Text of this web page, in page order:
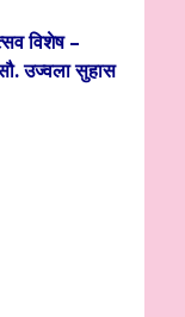
विशेष –
उज्वला सुहास